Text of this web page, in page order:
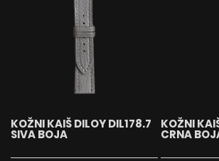
KOŽNI KAIŠ DILOY DIL178.7
SIVA BOJA
KOŽNI
CRNA